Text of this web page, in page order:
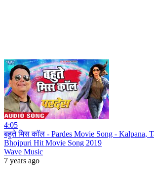
4:05
बहुते मिस कॉल - Pardes Movie Song - Kalpana,
Bhojpuri Hit Movie Song 2019
Wave Music
7 years ago